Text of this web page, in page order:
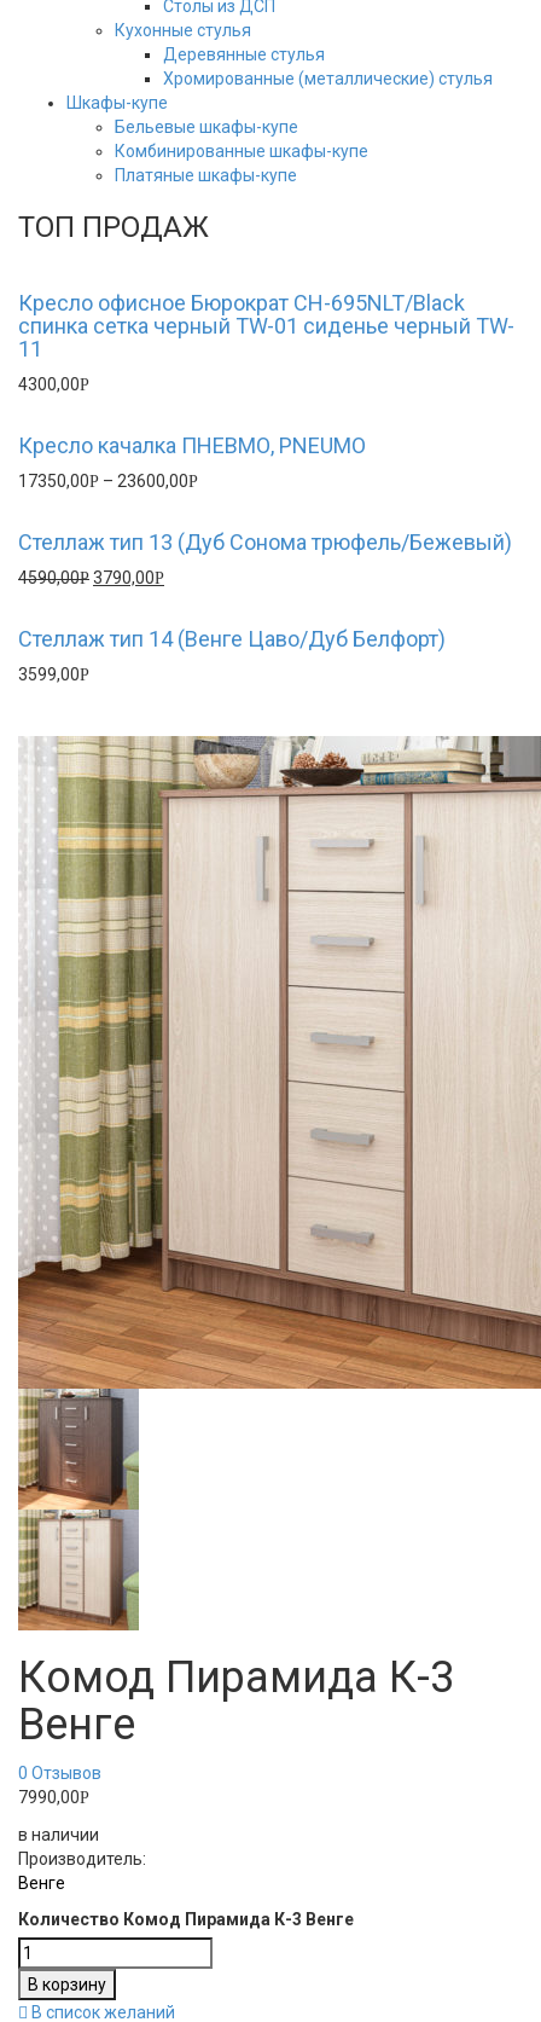
Столы из ДСП
Кухонные стулья
Деревянные стулья
Хромированные (металлические) стулья
Шкафы-купе
Бельевые шкафы-купе
Комбинированные шкафы-купе
Платяные шкафы-купе
ТОП ПРОДАЖ
Кресло офисное Бюрократ CH-695NLT/Black
спинка сетка черный TW-01 сиденье черный TW-
11
4300,00Р
Кресло качалка ПНЕВМО, PNEUMO
17350,00Р – 23600,00Р
Стеллаж тип 13 (Дуб Сонома трюфель/Бежевый)
4590,00Р 3790,00Р
Стеллаж тип 14 (Венге Цаво/Дуб Белфорт)
3599,00Р
Комод Пирамида К-3
Венге
0 Отзывов
7990,00Р
в наличии
Производитель:
Венге
Количество Комод Пирамида К-3 Венге
В корзину
В список желаний